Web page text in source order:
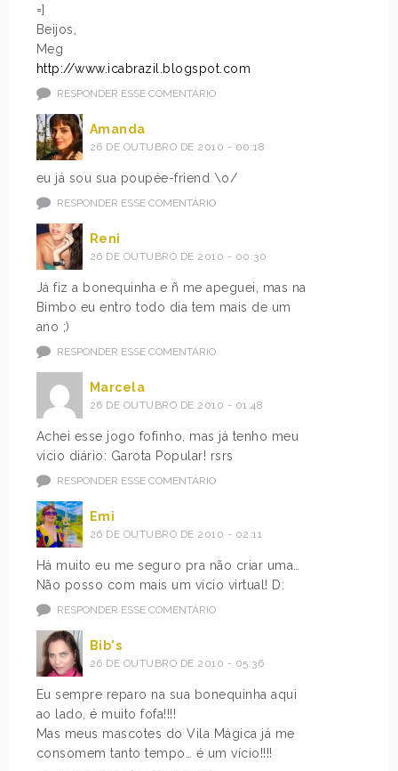
=]
Beijos,
Meg
http://www.icabrazil.blogspot.com
RESPONDER ESSE COMENTÁRIO
Amanda
26 DE OUTUBRO DE 2010 - 00:18
eu já sou sua poupée-friend \o/
RESPONDER ESSE COMENTÁRIO
Reni
26 DE OUTUBRO DE 2010 - 00:30
Já fiz a bonequinha e ñ me apeguei, mas na
Bimbo eu entro todo dia tem mais de um
ano ;)
RESPONDER ESSE COMENTÁRIO
Marcela
26 DE OUTUBRO DE 2010 - 01:48
Achei esse jogo fofinho, mas já tenho meu
vicio diário: Garota Popular! rsrs
RESPONDER ESSE COMENTÁRIO
Emi
26 DE OUTUBRO DE 2010 - 02:11
Há muito eu me seguro pra não criar uma…
Não posso com mais um vício virtual! D:
RESPONDER ESSE COMENTÁRIO
Bib's
26 DE OUTUBRO DE 2010 - 05:36
Eu sempre reparo na sua bonequinha aqui
ao lado, é muito fofa!!!!
Mas meus mascotes do Vila Mágica já me
consomem tanto tempo… é um vício!!!!